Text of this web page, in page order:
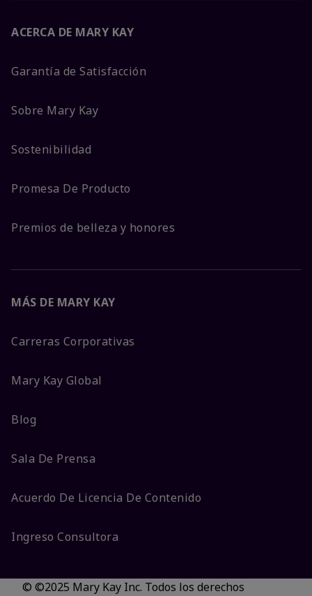
ACERCA DE MARY KAY
Garantía de Satisfacción
Sobre Mary Kay
Sostenibilidad
Promesa De Producto
Premios de belleza y honores
MÁS DE MARY KAY
Carreras Corporativas
Mary Kay Global
Blog
Sala De Prensa
Acuerdo De Licencia De Contenido
Ingreso Consultora
© ©2025 Mary Kay Inc. Todos los derechos